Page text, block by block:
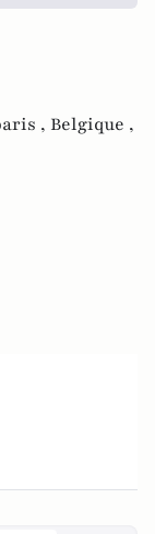
, Belgique ,